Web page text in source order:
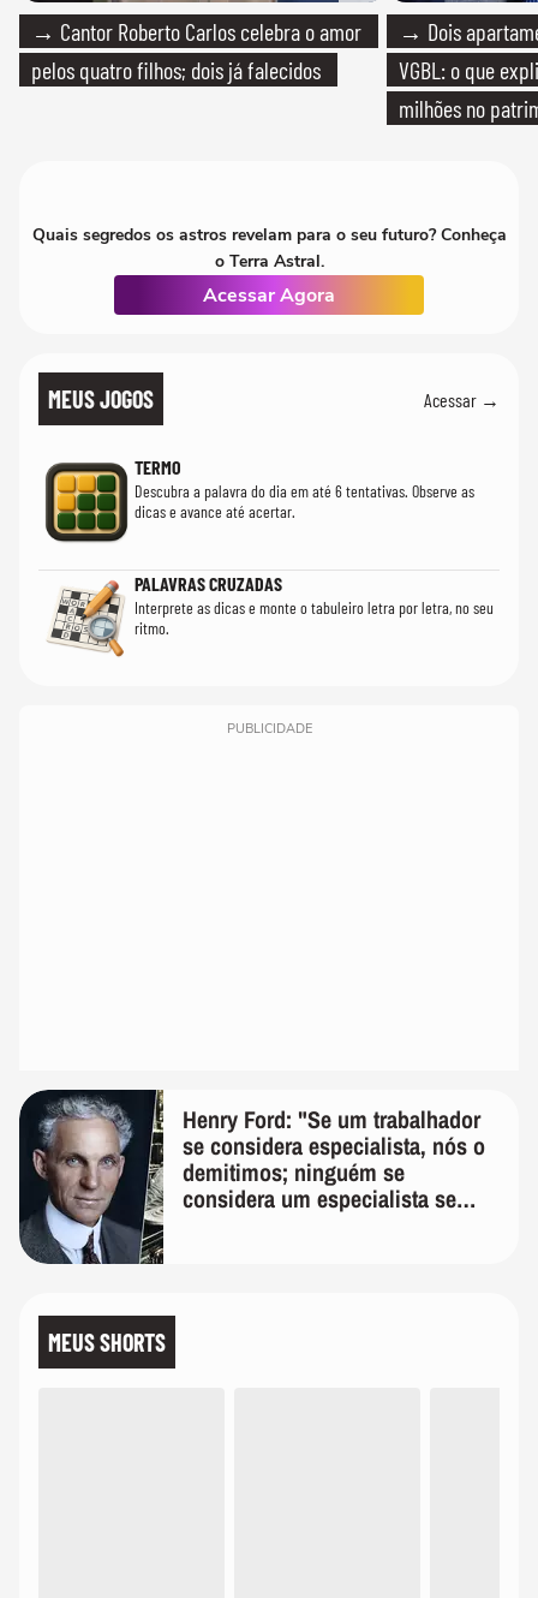
→ Cantor Roberto Carlos celebra o amor
pelos quatro filhos; dois já falecidos
→ Dois
VGBL: o que
milhões no
Quais segredos os astros revelam para o seu futuro? Conheça
o Terra Astral.
Acessar Agora
MEUS JOGOS Acessar →
TERMO
Descubra a palavra do dia em até 6 tentativas. Observe as
dicas e avance até acertar.
PALAVRAS CRUZADAS
Interprete as dicas e monte o tabuleiro letra por letra, no seu
ritmo.
PUBLICIDADE
Henry Ford: "Se um trabalhador
se considera especialista, nós o
demitimos; ninguém se
considera um especialista se
MEUS SHORTS